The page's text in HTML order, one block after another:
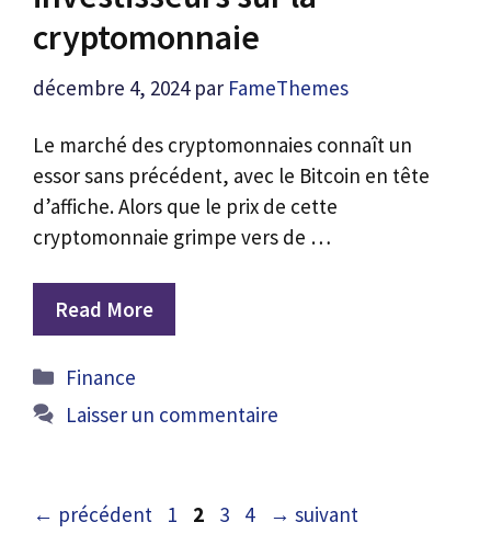
cryptomonnaie
décembre 4, 2024 par FameThemes
Le marché des cryptomonnaies connaît un
essor sans précédent, avec le Bitcoin en tête
d’affiche. Alors que le prix de cette
cryptomonnaie grimpe vers de …
Read More
Catégories
Finance
Laisser un commentaire
← précédent Page
1 Page
2 Page
3 Page
4 → suivant